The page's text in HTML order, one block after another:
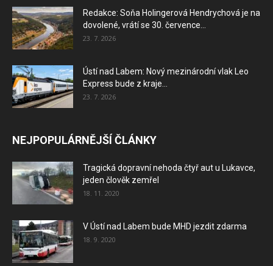
Redakce: Soňa Holingerová Hendrychová je na
dovolené, vrátí se 30. července...
23. 7. 2026
Ústí nad Labem: Nový mezinárodní vlak Leo
Express bude z kraje...
23. 7. 2026
NEJPOPULÁRNĚJŠÍ ČLÁNKY
Tragická dopravní nehoda čtyř aut u Lukavce,
jeden člověk zemřel
18. 11. 2020
V Ústí nad Labem bude MHD jezdit zdarma
18. 9. 2020